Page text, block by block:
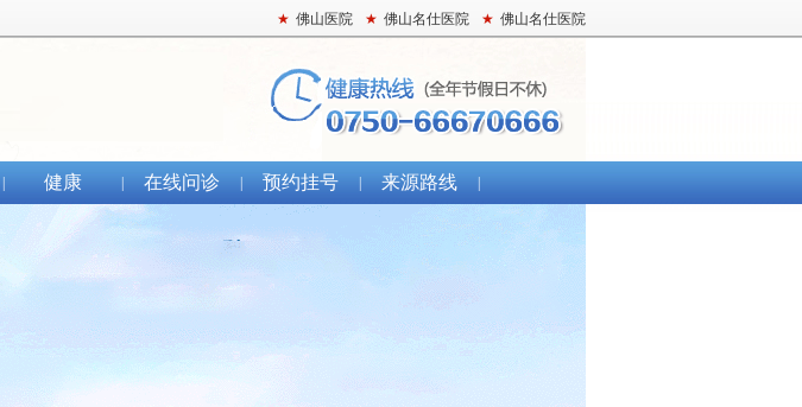
★ 佛山医院 ★ 佛山名仕医院 ★ 佛山名仕医院
健康 在线问诊 预约挂号 来源路线